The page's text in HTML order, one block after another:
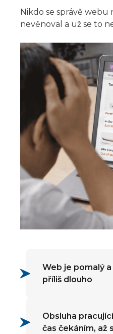
Nikdo se správě
nevěnoval a už se to
Web je pomalý
příliš dlouho
Obsluha
čas čekáním, až